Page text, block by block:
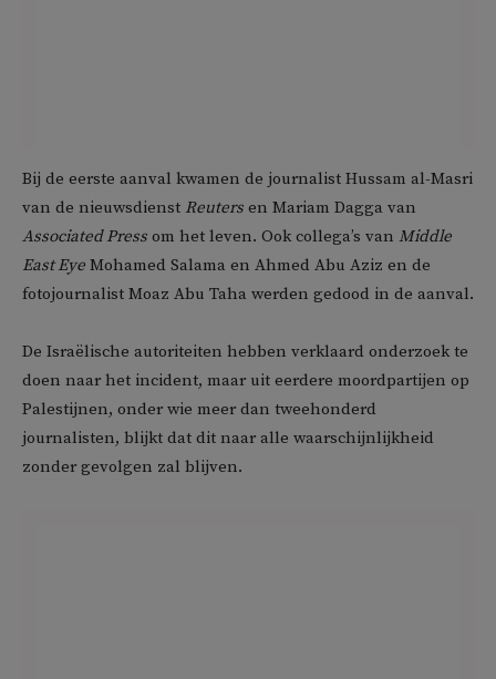
Bij de eerste aanval kwamen de journalist Hussam al-Masri
van de nieuwsdienst Reuters en Mariam Dagga van
Associated Press om het leven. Ook collega’s van Middle
East Eye Mohamed Salama en Ahmed Abu Aziz en de
fotojournalist Moaz Abu Taha werden gedood in de aanval.
De Israëlische autoriteiten hebben verklaard onderzoek te
doen naar het incident, maar uit eerdere moordpartijen op
Palestijnen, onder wie meer dan tweehonderd
journalisten, blijkt dat dit naar alle waarschijnlijkheid
zonder gevolgen zal blijven.